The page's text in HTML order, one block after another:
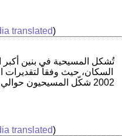
translated)
السكان، حيث وفقاً لتقديرات
translated)